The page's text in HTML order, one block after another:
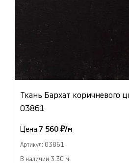
Ткань Бархат коричневого
03861
Цена:7 560 ₽/м
Артикул: 03861
В наличии 3.30 м